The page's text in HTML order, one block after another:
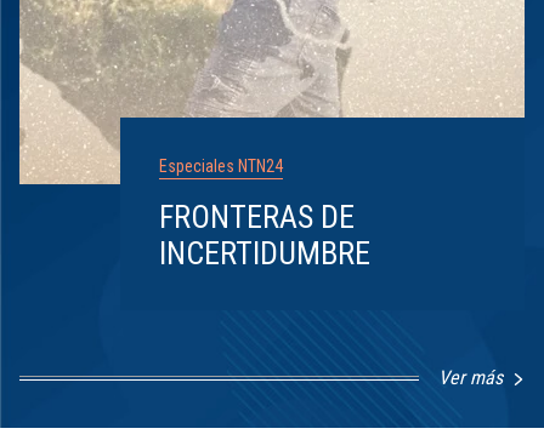
Especiales NTN24
FRONTERAS DE
INCERTIDUMBRE
Ver más
1